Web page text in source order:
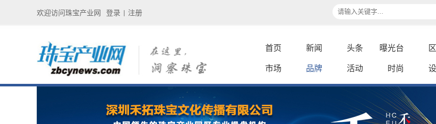
欢迎访问珠宝产业网 登录 注册
首页 新闻 头条 曝光台
市场 品牌 活动 时尚